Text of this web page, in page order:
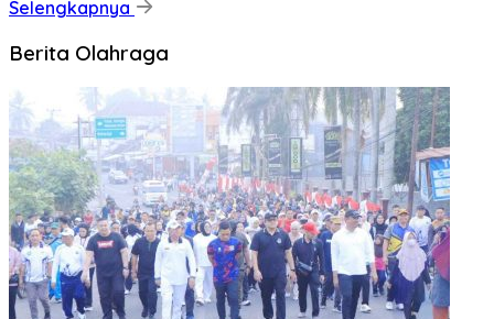
Selengkapnya
Berita Olahraga